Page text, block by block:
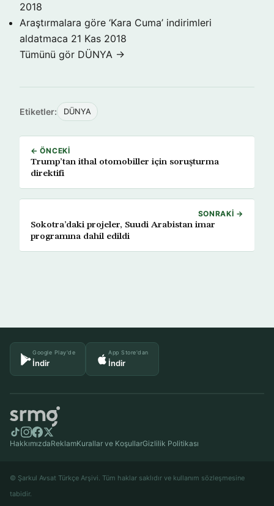
2018
Araştırmalara göre ‘Kara Cuma’ indirimleri
aldatmaca 21 Kas 2018
Tümünü gör DÜNYA →
Etiketler: DÜNYA
← ÖNCEKI
Trump’tan ithal otomobiller için soruşturma
direktifi
SONRAKI →
Sokotra’daki projeler, Suudi Arabistan imar
programına dahil edildi
Google Play'de
İndir
App Store'dan
İndir
HakkımızdaReklamKurallar ve KoşullarGizlilik Politikası
© Şarkul Avsat Türkçe Arşivi. Tüm haklar saklıdır ve kullanım sözleşmesine
tabidir.